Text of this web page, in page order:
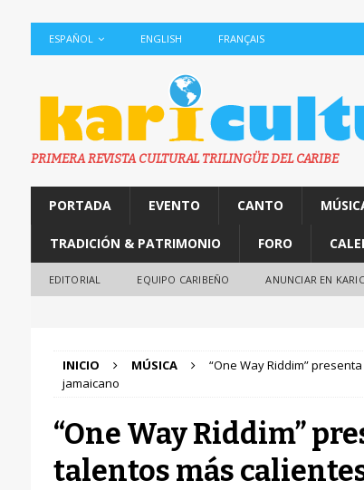
ESPAÑOL ENGLISH FRANÇAIS
PRIMERA REVISTA CULTURAL TRILINGÜE DEL CARIBE
PORTADA EVENTO CANTO
TRADICIÓN & PATRIMONIO FORO
EDITORIAL EQUIPO CARIBEÑO ANUNCIAR EN
INICIO MÚSICA
“One Way Riddim”
jamaicano
“One Way Riddim”
talentos más